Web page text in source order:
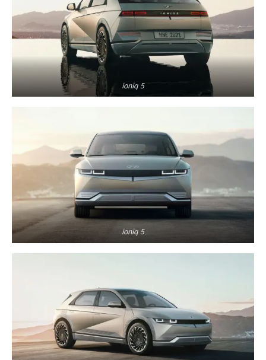
ioniq 5
ioniq 5